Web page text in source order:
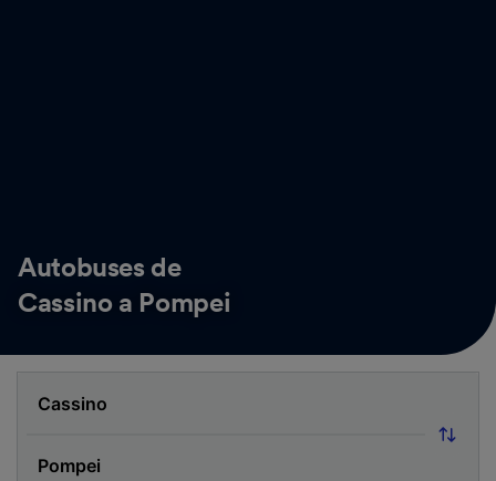
Autobuses de
Cassino a Pompei